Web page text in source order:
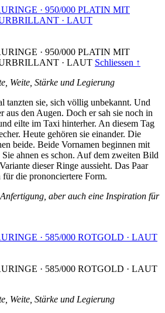
· 950/000 PLATIN MIT
· LAUT
· 950/000 PLATIN MIT
· LAUT Schliessen ↑
Weite, Stärke und Legierung
tanzten sie, sich völlig unbekannt. Und
aus den Augen. Doch er sah sie noch in
eilte im Taxi hinterher. An diesem Tag
Heute gehören sie einander. Die
beide. Beide Vornamen beginnen mit
ahnen es schon. Auf dem zweiten Bild
dieser Ringe aussieht. Das Paar
die prononciertere Form.
aber auch eine Inspiration für
· 585/000 ROTGOLD · LAUT
· 585/000 ROTGOLD · LAUT
Weite, Stärke und Legierung